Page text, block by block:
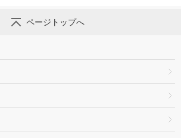
ページトップへ